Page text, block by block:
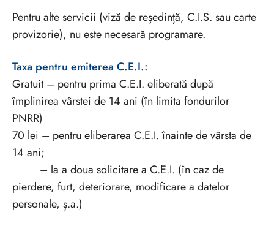
Pentru alte servicii (viză de reședință, C.I.S. sau carte
provizorie), nu este necesară programare.
Taxa pentru emiterea C.E.I.:
Gratuit – pentru prima C.E.I. eliberată după
împlinirea vârstei de 14 ani (în limita fondurilor
PNRR)
70 lei – pentru eliberarea C.E.I. înainte de vârsta de
14 ani;
– la a doua solicitare a C.E.I. (în caz de
pierdere, furt, deteriorare, modificare a datelor
personale, ș.a.)